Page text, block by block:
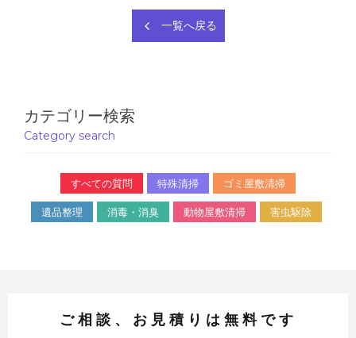
一覧へ戻る
カテゴリー検索
Category search
すべての質問 特殊清掃 ゴミ屋敷清掃
遺品整理 消毒・消臭 動物屋敷清掃 害虫駆除
ご相談、お見積りは無料です